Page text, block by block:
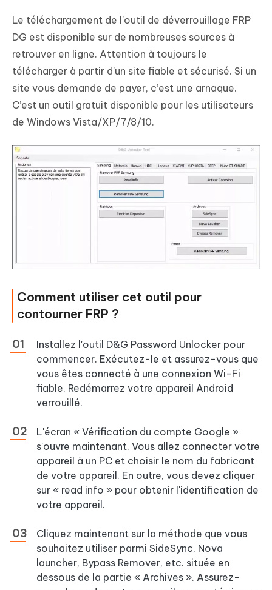
Le téléchargement de l'outil de déverrouillage FRP
DG est disponible sur de nombreuses sources à
retrouver en ligne. Attention à toujours le
télécharger à partir d'un site fiable et sécurisé. Si un
site vous demande de payer, c’est une arnaque.
C’est un outil gratuit disponible pour les utilisateurs
de Windows Vista/XP/7/8/10.
Comment utiliser cet outil pour
contourner FRP ?
Installez l'outil D&G Password Unlocker pour
commencer. Exécutez-le et assurez-vous que
vous êtes connecté à une connexion Wi-Fi
fiable. Redémarrez votre appareil Android
verrouillé.
L'écran « Vérification du compte Google »
s'ouvre maintenant. Vous allez connecter votre
appareil à un PC et choisir le nom du fabricant
de votre appareil. En outre, vous devez cliquer
sur « read info » pour obtenir l'identification de
votre appareil.
Cliquez maintenant sur la méthode que vous
souhaitez utiliser parmi SideSync, Nova
launcher, Bypass Remover, etc. située en
dessous de la partie « Archives ». Assurez-